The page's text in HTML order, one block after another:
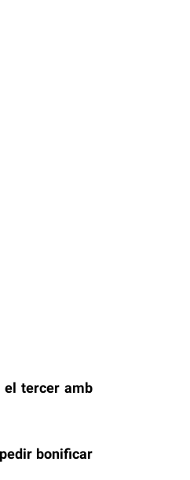
el tercer amb
bonificar